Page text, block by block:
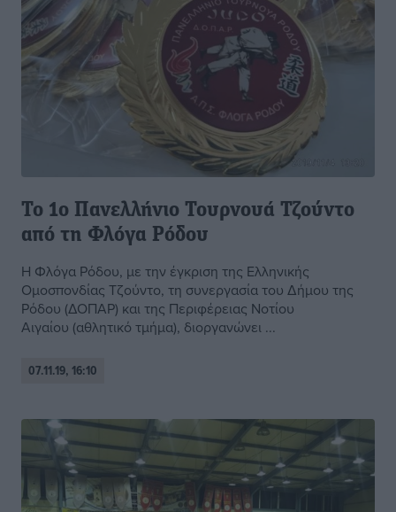
Το 1ο Πανελλήνιο Τουρνουά Τζούντο
από τη Φλόγα Ρόδου
Η Φλόγα Ρόδου, με την έγκριση της Ελληνικής
Ομοσπονδίας Τζούντο, τη συνεργασία του Δήμου της
Ρόδου (ΔΟΠΑΡ) και της Περιφέρειας Νοτίου
Αιγαίου (αθλητικό τμήμα), διοργανώνει ...
07.11.19, 16:10